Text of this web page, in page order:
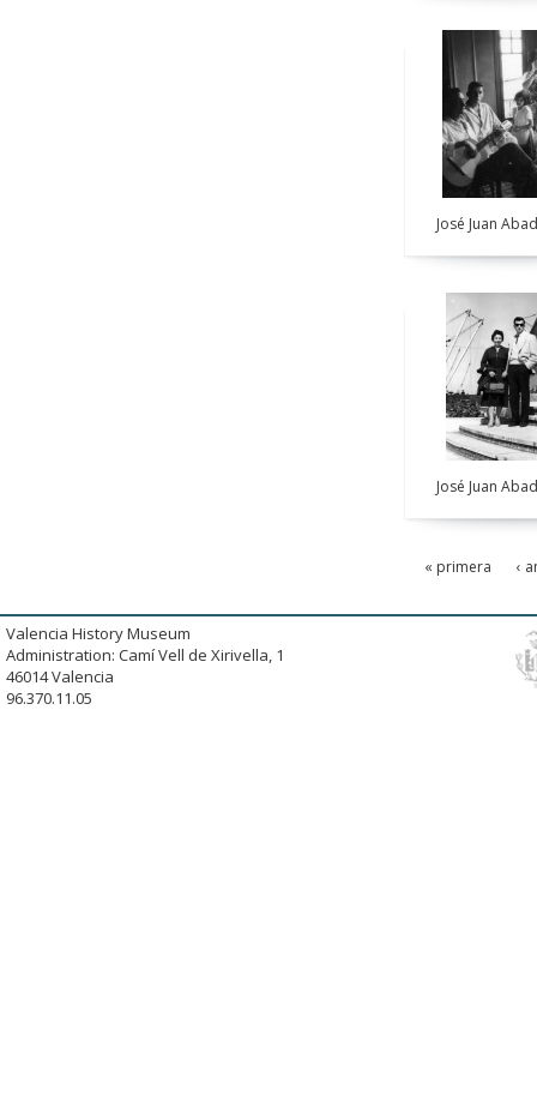
José Juan
José Juan
« primera ‹
Valencia History Museum
Administration: Camí Vell de Xirivella, 1
46014 Valencia
96.370.11.05